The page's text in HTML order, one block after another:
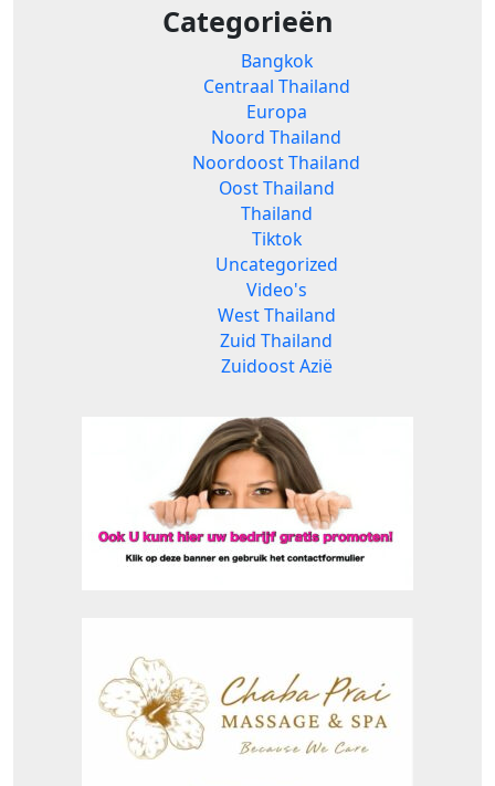
Categorieën
Bangkok
Centraal Thailand
Europa
Noord Thailand
Noordoost Thailand
Oost Thailand
Thailand
Tiktok
Uncategorized
Video's
West Thailand
Zuid Thailand
Zuidoost Azië